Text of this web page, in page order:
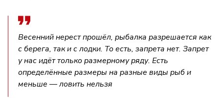
Весенний нерест прошёл, рыбалка разрешается как
с берега, так и с лодки. То есть, запрета нет. Запрет
у нас идёт только размерному ряду. Есть
определённые размеры на разные виды рыб и
меньше — ловить нельзя